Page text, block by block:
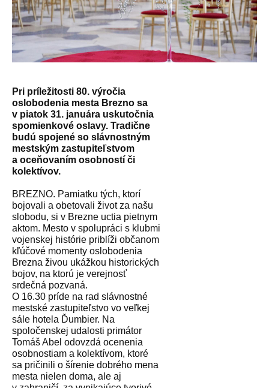
Pri príležitosti 80. výročia
oslobodenia mesta Brezno sa
v piatok 31. januára uskutočnia
spomienkové oslavy. Tradične
budú spojené so slávnostným
mestským zastupiteľstvom
a oceňovaním osobností či
kolektívov.
BREZNO. Pamiatku tých, ktorí
bojovali a obetovali život za našu
slobodu, si v Brezne uctia pietnym
aktom. Mesto v spolupráci s klubmi
vojenskej histórie priblíži občanom
kľúčové momenty oslobodenia
Brezna živou ukážkou historických
bojov, na ktorú je verejnosť
srdečná pozvaná.
O 16.30 príde na rad slávnostné
mestské zastupiteľstvo vo veľkej
sále hotela Ďumbier. Na
spoločenskej udalosti primátor
Tomáš Abel odovzdá ocenenia
osobnostiam a kolektívom, ktoré
sa pričinili o šírenie dobrého mena
mesta nielen doma, ale aj